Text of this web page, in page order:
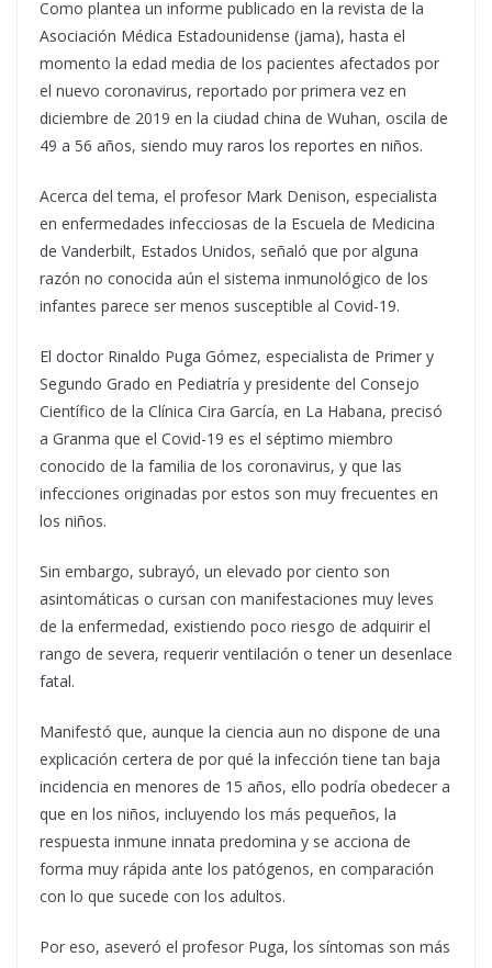
Como plantea un informe publicado en la revista de la
Asociación Médica Estadounidense (jama), hasta el
momento la edad media de los pacientes afectados por
el nuevo coronavirus, reportado por primera vez en
diciembre de 2019 en la ciudad china de Wuhan, oscila de
49 a 56 años, siendo muy raros los reportes en niños.
Acerca del tema, el profesor Mark Denison, especialista
en enfermedades infecciosas de la Escuela de Medicina
de Vanderbilt, Estados Unidos, señaló que por alguna
razón no conocida aún el sistema inmunológico de los
infantes parece ser menos susceptible al Covid-19.
El doctor Rinaldo Puga Gómez, especialista de Primer y
Segundo Grado en Pediatría y presidente del Consejo
Científico de la Clínica Cira García, en La Habana, precisó
a Granma que el Covid-19 es el séptimo miembro
conocido de la familia de los coronavirus, y que las
infecciones originadas por estos son muy frecuentes en
los niños.
Sin embargo, subrayó, un elevado por ciento son
asintomáticas o cursan con manifestaciones muy leves
de la enfermedad, existiendo poco riesgo de adquirir el
rango de severa, requerir ventilación o tener un desenlace
fatal.
Manifestó que, aunque la ciencia aun no dispone de una
explicación certera de por qué la infección tiene tan baja
incidencia en menores de 15 años, ello podría obedecer a
que en los niños, incluyendo los más pequeños, la
respuesta inmune innata predomina y se acciona de
forma muy rápida ante los patógenos, en comparación
con lo que sucede con los adultos.
Por eso, aseveró el profesor Puga, los síntomas son más